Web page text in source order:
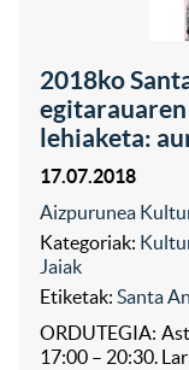
2018ko
lehiaketa:
17.07.2018
Aizpurunea
Kategoriak:
Jaiak
Etiketak: Santa
ORDUTEGIA:
17:00 – 20:30.